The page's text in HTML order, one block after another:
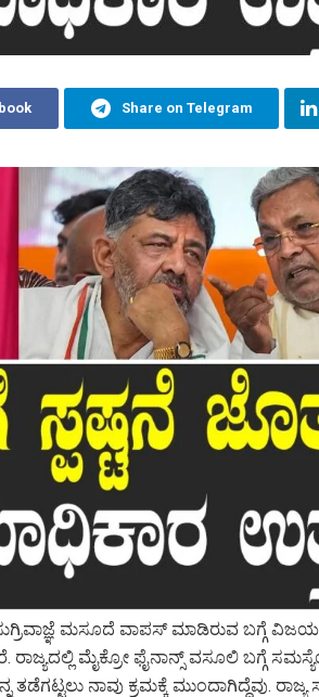
Share on Telegram
ಮಸೂದೆ ವಾಪಸ್‌ ಮಾಡಿರುವ ಬಗ್ಗೆ
ಮೈಕ್ರೋ ಫೈನಾನ್ಸ್ ವಸೂಲಿ ಬಗ್ಗೆ
ನಾವು ಕ್ರಮಕ್ಕೆ ಮುಂದಾಗಿದ್ದೆವು. ರಾಜ್ಯ